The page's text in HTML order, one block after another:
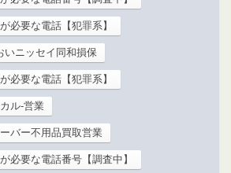
必要な電話【犯罪系】
いニッセイ同和損保
必要な電話【犯罪系】
ル-営業
バー不用品買取営業
必要な電話番号【調査中】